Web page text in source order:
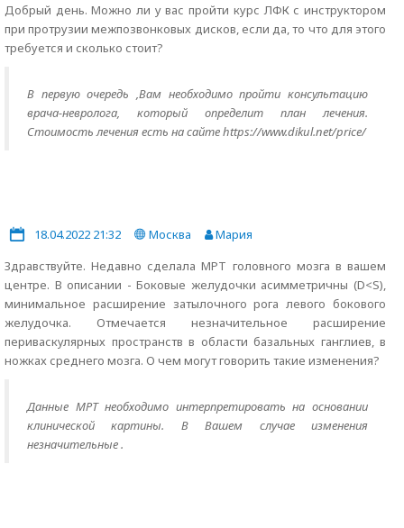
Добрый день. Можно ли у вас пройти курс ЛФК с инструктором
при протрузии межпозвонковых дисков, если да, то что для этого
требуется и сколько стоит?
В первую очередь ,Вам необходимо пройти консультацию
врача-невролога, который определит план лечения.
Стоимость лечения есть на сайте https://www.dikul.net/price/
18.04.2022 21:32 Москва
Мария
Здравствуйте. Недавно сделала МРТ головного мозга в вашем
центре. В описании - Боковые желудочки асимметричны (D<S),
минимальное расширение затылочного рога левого бокового
желудочка. Отмечается незначительное расширение
периваскулярных пространств в области базальных ганглиев, в
ножках среднего мозга. О чем могут говорить такие изменения?
Данные МРТ необходимо интерпретировать на основании
клинической картины. В Вашем случае изменения
незначительные .